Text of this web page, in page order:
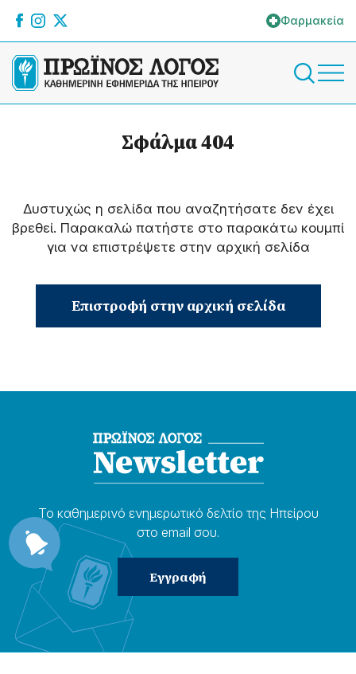
Φαρμακεία
Σφάλμα 404
Δυστυχώς η σελίδα που αναζητήσατε δεν έχει
βρεθεί. Παρακαλώ πατήστε στο παρακάτω κουμπί
για να επιστρέψετε στην αρχική σελίδα
Επιστροφή στην αρχική σελίδα
Το καθημερɩνό ενημερωτɩκό δελτίο της Ηπείρου
στο email σου.